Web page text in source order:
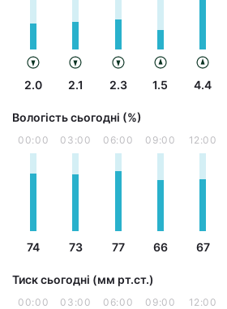
2.0 2.1 2.3 1.5 4.4
Вологість сьогодні (%)
00:00
74
03:00
73
06:00
77
09:00
66
12:00
67
Тиск сьогодні (мм рт.ст.)
00:00 03:00 06:00 09:00 12:00